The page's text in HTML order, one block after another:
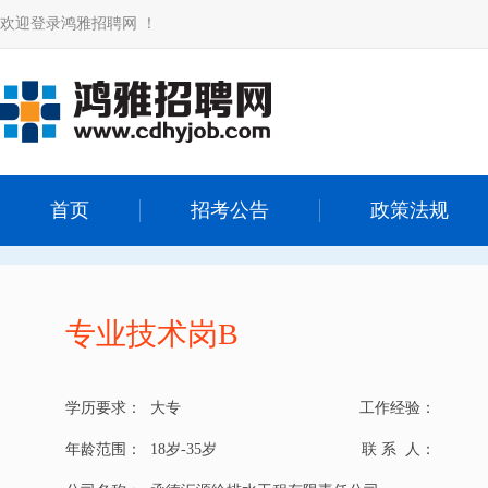
欢迎登录鸿雅招聘网 ！
首页 招考公告 政策法规
专业技术岗B
学历要求： 大专 工作经验：
年龄范围： 18岁-35岁 联 系 人：